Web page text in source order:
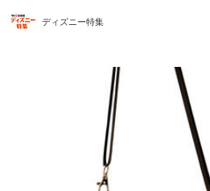
ディズニー特集